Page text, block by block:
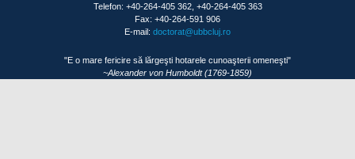
Telefon: +40-264-405 362, +40-264-405 363
Fax: +40-264-591 906
E-mail: doctorat@ubbcluj.ro
"E o mare fericire să lărgeşti hotarele cunoaşterii omeneşti"
~Alexander von Humboldt (1769-1859)